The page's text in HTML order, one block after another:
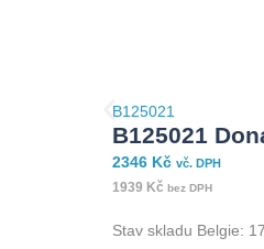
B125021
B125021
2346 Kč vč. DPH
1939 Kč bez DPH
Stav skladu Belgie: